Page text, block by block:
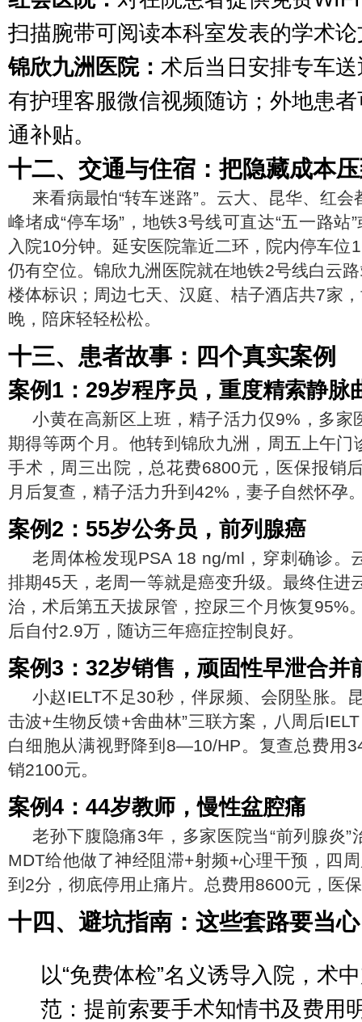
扫描腕带可阅读本科室发表的学术
锦欣九洲医院： 术后当日安排专车
有护理客服微信视频随访；外地患
通补贴。
十二、交通与住宿：把隐藏成本
来看病最怕“转车迷路”。云大、昆华、红
峰堵成“停车场”，地铁3号线可直达“五一路站
入院10分钟。延安医院靠近二环，院内停车位
仍有空位。锦欣九洲医院就在地铁2号线白云
楼体标识；周边七天、汉庭、桔子酒店共7家
晚，陪床轻轻松松。
十三、患者故事：四个真实案例
案例1：29岁程序员，重度精索静脉
小黄在高新区上班，精子活力仅9%，多家
期得等两个月。他转到锦欣九洲，周五上午门
手术，周三出院，总花费6800元，医保报销
月后复查，精子活力升到42%，妻子自然怀孕
案例2：55岁公务员，前列腺癌
老周体检发现PSA 18 ng/ml，穿刺确诊。
排期45天，老周一等就是癌变升级。最终住进
治，术后第五天拔尿管，控尿三个月恢复95%
后自付2.9万，随访三年癌症控制良好。
案例3：32岁销售，顽固性早泄合并
小赵IELT不足30秒，伴尿频、会阴坠胀。
击波+生物反馈+舍曲林”三联方案，八周后
白细胞从满视野降到8—10/HP。复查总费用
销2100元。
案例4：44岁教师，慢性盆腔痛
老孙下腹隐痛3年，多家医院当“前列腺炎”
MDT给他做了神经阻滞+射频+心理干预，四
到2分，彻底停用止痛片。总费用8600元，医
十四、避坑指南：这些套路要当心
以“免费体检”名义诱导入院，术
范：提前索要手术知情书及费用